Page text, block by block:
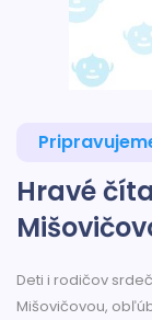
Hravé
Deti i rodičov
Mišovičovou,